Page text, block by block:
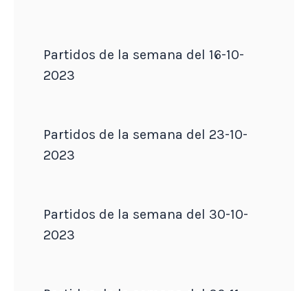
Partidos de la semana del 16-10-
2023
Partidos de la semana del 23-10-
2023
Partidos de la semana del 30-10-
2023